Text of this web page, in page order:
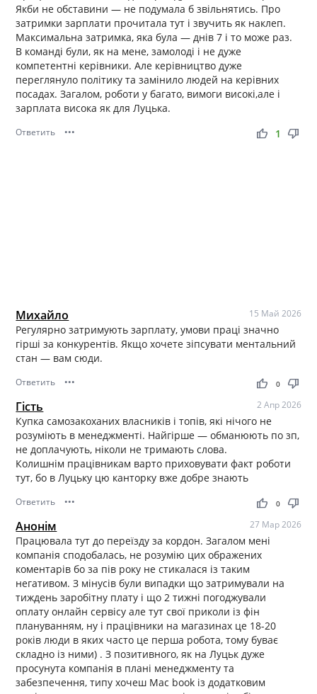
Якби не обставини — не подумала б звільнятись. Про
затримки зарплати прочитала тут і звучить як наклеп.
Максимальна затримка, яка була — днів 7 і то може раз.
В команді були, як на мене, замолоді і не дуже
компетентні керівники. Але керівництво дуже
переглянуло політику та замінило людей на керівних
посадах. Загалом, роботи у багато, вимоги високі,але і
зарплата висока як для Луцька.
Ответить ••• thumb_up thumb_down
1
Михайло 15 Май 2026
Регулярно затримують зарплату, умови праці значно
гірші за конкурентів. Якщо хочете зіпсувати ментальний
стан — вам сюди.
Ответить ••• thumb_up thumb_down
0
Гість 2 Апр 2026
Купка самозакоханих власників і топів, які нічого не
розуміють в менеджменті. Найгірше — обманюють по зп,
не доплачують, ніколи не тримають слова.
Колишнім працівникам варто приховувати факт роботи
тут, бо в Луцьку цю канторку вже добре знають
Ответить ••• thumb_up thumb_down
0
Анонім 27 Мар 2026
Працювала тут до переїзду за кордон. Загалом мені
компанія сподобалась, не розумію цих ображених
коментарів бо за пів року не стикалася із таким
негативом. З мінусів були випадки що затримували на
тиждень заробітну плату і що 2 тижні погоджували
оплату онлайн сервісу але тут свої приколи із фін
плануванням, ну і працівники на магазинах це 18-20
років люди в яких часто це перша робота, тому буває
складно із ними) . З позитивного, як на Луцьк дуже
просунута компанія в плані менеджменту та
забезпечення, типу хочеш Mac book із додатковим